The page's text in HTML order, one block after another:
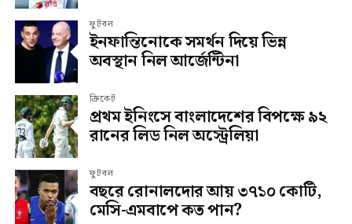
ফুটবল
ইনফান্তিনোকে সমর্থন দিয়ে ভিন্ন
অবস্থান নিল আর্জেন্টিনা
ক্রিকেট
প্রথম ইনিংসে বাংলাদেশের বিপক্ষে ৯২
রানের লিড নিল অস্ট্রেলিয়া
ফুটবল
বছরে রোনালদোর আয় ৩৭১০ কোটি,
মেসি-এমবাপে কত পান?